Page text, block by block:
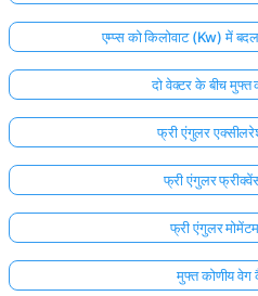
एम्प्स को किलोवाट (Kw) में
दो वेक्टर के बीच
फ्री एंगुलर
फ्री एंगुलर
फ्री एंगुलर
मुफ्त कोणीय